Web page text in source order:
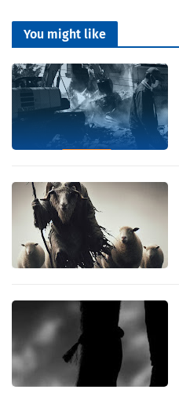
You might like